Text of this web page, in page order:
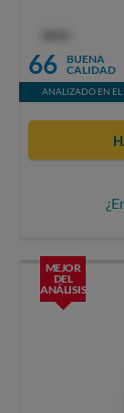
66
BUENA
CALIDAD
ANALIZADO EN EL
MEJOR
DEL
ANÁLISIS